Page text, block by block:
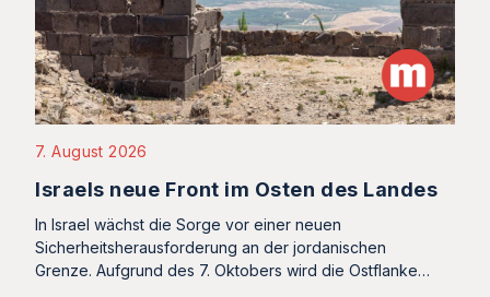
7. August 2026
Israels neue Front im Osten des Landes
In Israel wächst die Sorge vor einer neuen
Sicherheitsherausforderung an der jordanischen
Grenze. Aufgrund des 7. Oktobers wird die Ostflanke…